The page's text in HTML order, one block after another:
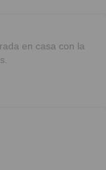
en casa con la